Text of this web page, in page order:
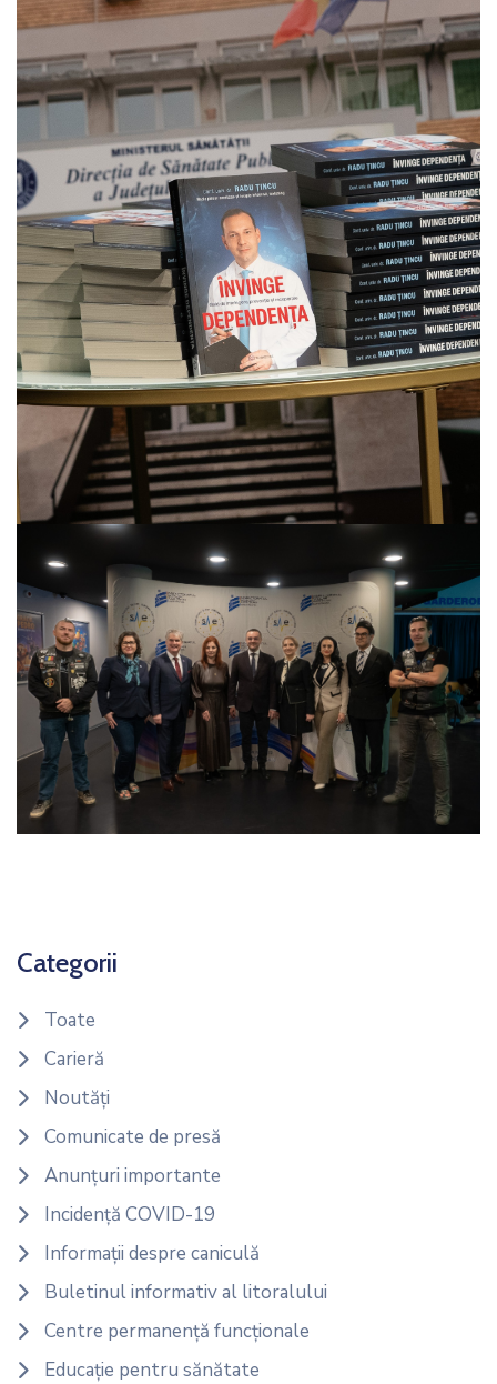
Categorii
Toate
Carieră
Noutăți
Comunicate de presă
Anunțuri importante
Incidență COVID-19
Informații despre caniculă
Buletinul informativ al litoralului
Centre permanență funcționale
Educație pentru sănătate